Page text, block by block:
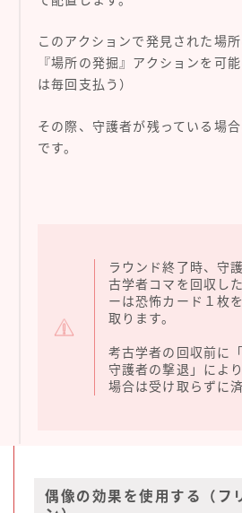
このアクションで発見された場
『場所の発掘』アクションを可
は毎回支払う）
その際、守護者が残っている場
です。
ラウンド終了時、守
古学者コマを回収し
ーは恐怖カード１枚
取ります。
考古学者の回収前に
守護者の撃退」によ
場合は受け取らずに
偶像の効果を使用する（フ